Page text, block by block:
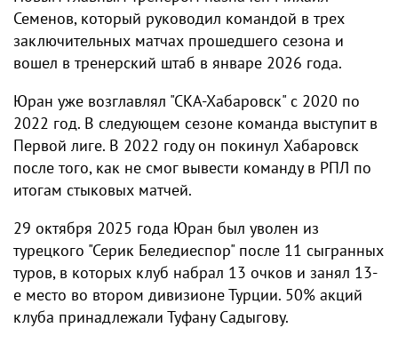
Семенов, который руководил командой в трех
заключительных матчах прошедшего сезона и
вошел в тренерский штаб в январе 2026 года.
Юран уже возглавлял "СКА-Хабаровск" с 2020 по
2022 год. В следующем сезоне команда выступит в
Первой лиге. В 2022 году он покинул Хабаровск
после того, как не смог вывести команду в РПЛ по
итогам стыковых матчей.
29 октября 2025 года Юран был уволен из
турецкого "Серик Беледиеспор" после 11 сыгранных
туров, в которых клуб набрал 13 очков и занял 13-
е место во втором дивизионе Турции. 50% акций
клуба принадлежали Туфану Садыгову.